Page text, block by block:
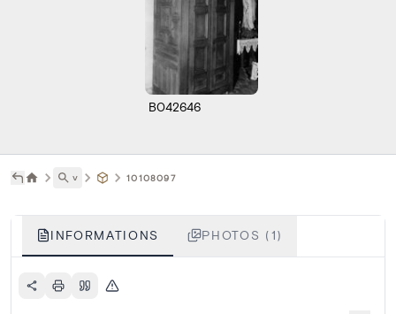
B042646
˅ 10108097
INFORMATIONS PHOTOS (1)